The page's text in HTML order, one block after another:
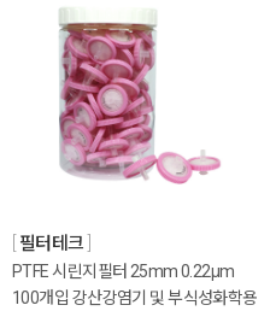
필터테크
PTFE 시린지필터 25mm 0.22μm
100개입 강산강염기 및 부식성화학용